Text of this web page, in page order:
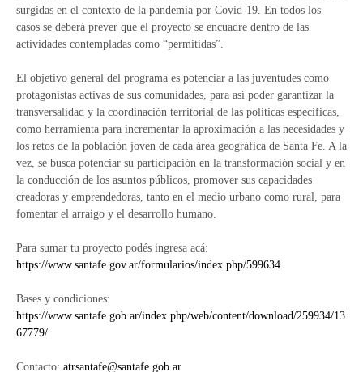
surgidas en el contexto de la pandemia por Covid-19. En todos los
casos se deberá prever que el proyecto se encuadre dentro de las
actividades contempladas como “permitidas”.
El objetivo general del programa es potenciar a las juventudes como
protagonistas activas de sus comunidades, para así poder garantizar la
transversalidad y la coordinación territorial de las políticas específicas,
como herramienta para incrementar la aproximación a las necesidades y
los retos de la población joven de cada área geográfica de Santa Fe. A la
vez, se busca potenciar su participación en la transformación social y en
la conducción de los asuntos públicos, promover sus capacidades
creadoras y emprendedoras, tanto en el medio urbano como rural, para
fomentar el arraigo y el desarrollo humano.
Para sumar tu proyecto podés ingresa acá:
https://www.santafe.gov.ar/formularios/index.php/599634
Bases y condiciones:
https://www.santafe.gob.ar/index.php/web/content/download/259934/13
67779/
Contacto: atrsantafe@santafe.gob.ar